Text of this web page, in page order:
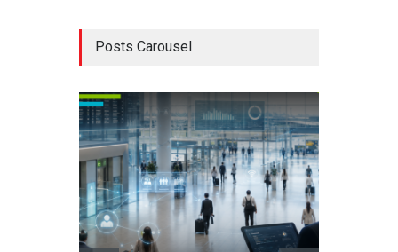
Posts Carousel